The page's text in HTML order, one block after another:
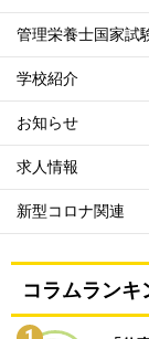
管理栄養士国家試
学校紹介
お知らせ
求人情報
新型コロナ関連
コラムランキ